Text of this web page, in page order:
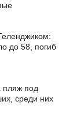
до 58, погиб
пляж под
среди них